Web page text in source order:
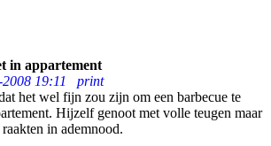
in appartement
19:11
print
het wel fijn zou zijn om een barbecue te
Hijzelf genoot met volle teugen maar
in ademnood.